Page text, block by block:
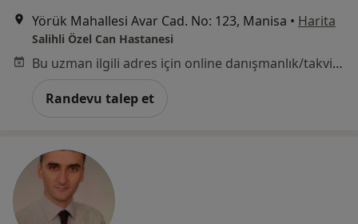
Yörük Mahallesi Avar Cad. No: 123, Manisa • Harita
Salihli Özel Can Hastanesi
Bu uzman ilgili adres için online danışmanlık/takvim sunmuyor.
Randevu talep et